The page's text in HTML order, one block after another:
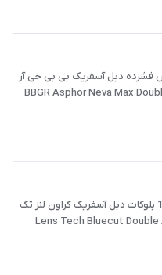
فشرده دبل آسفریک بی بی جی آر
عدسی فشرده 1.67 بلوکات دبل آسفریک کراون لنز تک
Lens Tech Bluecut Double